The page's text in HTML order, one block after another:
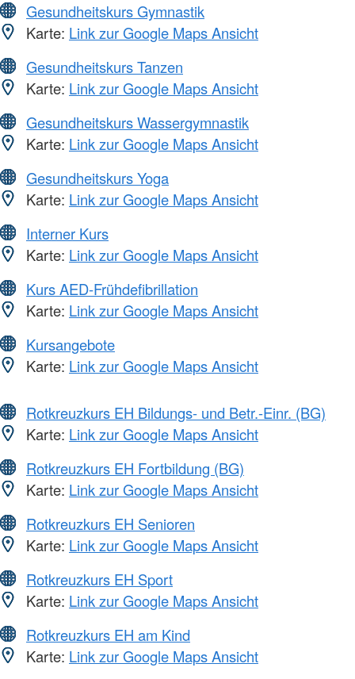
Gesundheitskurs Gymnastik
Karte: Link zur Google Maps Ansicht
Gesundheitskurs Tanzen
Karte: Link zur Google Maps Ansicht
Gesundheitskurs Wassergymnastik
Karte: Link zur Google Maps Ansicht
Gesundheitskurs Yoga
Karte: Link zur Google Maps Ansicht
Interner Kurs
Karte: Link zur Google Maps Ansicht
Kurs AED-Frühdefibrillation
Karte: Link zur Google Maps Ansicht
Kursangebote
Karte: Link zur Google Maps Ansicht
Rotkreuzkurs EH Bildungs- und Betr.-Einr. (BG)
Karte: Link zur Google Maps Ansicht
Rotkreuzkurs EH Fortbildung (BG)
Karte: Link zur Google Maps Ansicht
Rotkreuzkurs EH Senioren
Karte: Link zur Google Maps Ansicht
Rotkreuzkurs EH Sport
Karte: Link zur Google Maps Ansicht
Rotkreuzkurs EH am Kind
Karte: Link zur Google Maps Ansicht